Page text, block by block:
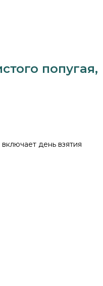
попугая,
день взятия